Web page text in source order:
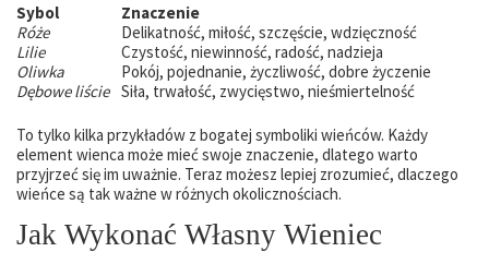
Sybol
Znaczenie
Róże
Delikatność, miłość, szczęście, wdzięczność
Lilie
Czystość, niewinność, radość, nadzieja
Oliwka
Pokój, pojednanie, życzliwość, dobre życzenie
Dębowe liście Siła, trwałość, zwycięstwo, nieśmiertelność
To tylko kilka przykładów z bogatej symboliki wieńców. Każdy
element wienca może mieć swoje znaczenie, dlatego warto
przyjrzeć się im uważnie. Teraz możesz lepiej zrozumieć, dlaczego
wieńce są tak ważne w różnych okolicznościach.
Jak Wykonać Własny Wieniec